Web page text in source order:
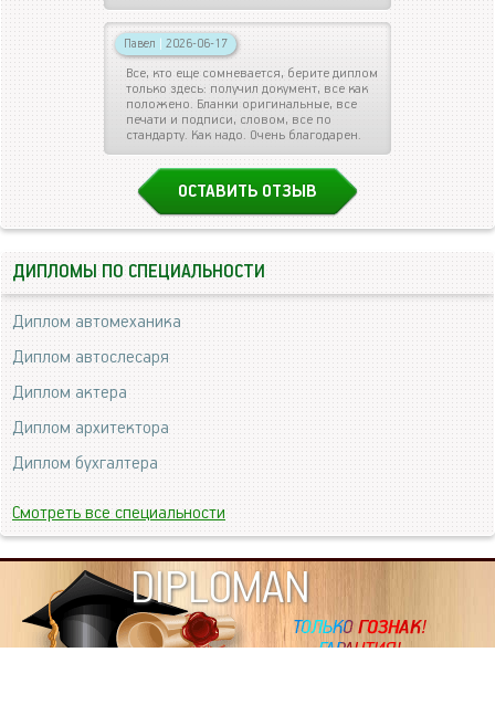
Павел | 2026-06-17
Все, кто еще сомневается, берите диплом
только здесь: получил документ, все как
положено. Бланки оригинальные, все
печати и подписи, словом, все по
стандарту. Как надо. Очень благодарен.
ОСТАВИТЬ ОТЗЫВ
ДИПЛОМЫ ПО СПЕЦИАЛЬНОСТИ
Диплом автомеханика
Диплом автослесаря
Диплом актера
Диплом архитектора
Диплом бухгалтера
Смотреть все специальности
DIPLOMAN